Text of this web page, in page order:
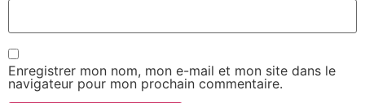
Enregistrer mon nom, mon e-mail et mon site dans le
navigateur pour mon prochain commentaire.